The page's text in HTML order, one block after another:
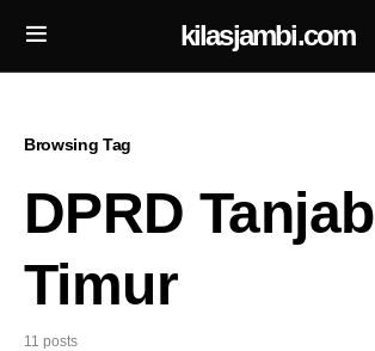
kilasjambi.com
Browsing Tag
DPRD Tanjab
Timur
11 posts